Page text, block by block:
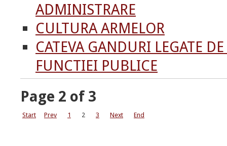
ADMINISTRARE
CULTURA ARMELOR
CATEVA GANDURI LEGATE
FUNCTIEI PUBLICE
Page 2 of 3
Start Prev 1 2 3 Next End